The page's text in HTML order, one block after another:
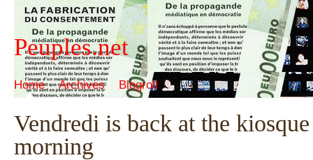
Peuples.net
Home Archives Blogroll
Vendredi is back at the
morning